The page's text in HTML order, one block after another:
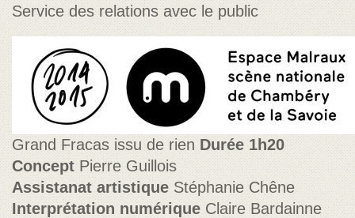
Service des relations avec le public
Grand Fracas issu de rienDurée 1h20
Concept Pierre Guillois
Assistanat artistique Stéphanie Chêne
Interprétation numérique Claire Bardainne